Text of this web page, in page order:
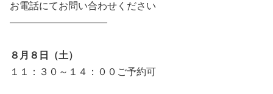
お電話にてお問い合わせください
――――――――――
８月８日（土）
１１：３０～１４：００ご予約可